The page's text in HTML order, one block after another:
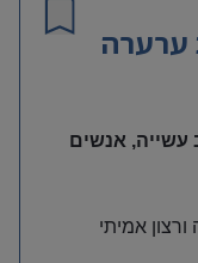
ערערה
אנשים
אמיתי